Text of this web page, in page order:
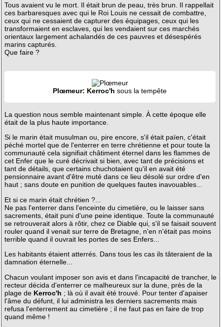
Tous avaient vu le mort. Il était brun de peau, très brun. Il rappellait
ces barbaresques avec qui le Roi Louis ne cessait de combattre,
ceux qui ne cessaient de capturer des équipages, ceux qui les
transformaient en esclaves, qui les vendaient sur ces marchés
orientaux largement achalandés de ces pauvres et désespérés
marins capturés.
Que faire ?
Plœmeur: Kerroc'h sous la tempête
La question nous semble maintenant simple. À cette époque elle
était de la plus haute importance.
Si le marin était musulman ou, pire encore, s'il était païen, c'était
péché mortel que de l'enterrer en terre chrétienne et pour toute la
communauté cela signifiait châtiment éternel dans les flammes de
cet Enfer que le curé décrivait si bien, avec tant de précisions et
tant de détails, que certains chuchotaient qu'il en avait été
pensionnaire avant d'être muté dans ce lieu désolé sur ordre d'en
haut ; sans doute en punition de quelques fautes inavouables...
Et si ce marin était chrétien ?...
Ne pas l'enterrer dans l'enceinte du cimetière, ou le laisser sans
sacrements, était puni d'une peine identique. Toute la communauté
se retrouverait alors à rôtir, chez ce Diable qui, s'il se faisait souvent
rouler quand il venait sur terre de Bretagne, n'en n'était pas moins
terrible quand il ouvrait les portes de ses Enfers...
Les habitants étaient atterrés. Dans tous les cas ils tâteraient de la
damnation éternelle...
Chacun voulant imposer son avis et dans l'incapacité de trancher, le
recteur décida d'enterrer ce malheureux sur la dune, près de la
plage de Kerroc'h ; là où il avait été trouvé. Pour tenter d'apaiser
l'âme du défunt, il lui administra les derniers sacrements mais
refusa l'enterrement au cimetière ; il ne faut pas en faire de trop
quand même !